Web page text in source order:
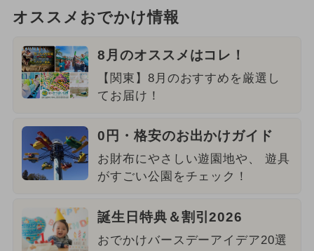
オススメおでかけ情報
8月のオススメはコレ！
【関東】8月のおすすめを厳選し
てお届け！
0円・格安のお出かけガイド
お財布にやさしい遊園地や、 遊具
がすごい公園をチェック！
誕生日特典＆割引2026
おでかけバースデーアイデア20選